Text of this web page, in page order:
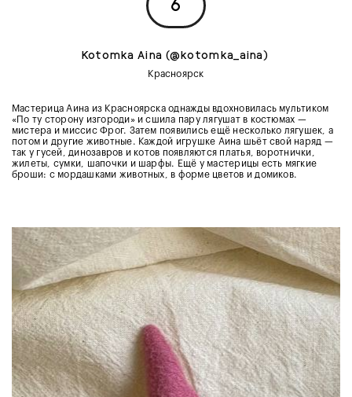
6
Kotomka Aina (@kotomka_aina)
Красноярск
Мастерица Аина из Красноярска однажды вдохновилась мультиком
«По ту сторону изгороди» и сшила пару лягушат в костюмах —
мистера и миссис Фрог. Затем появились ещё несколько лягушек, а
потом и другие животные. Каждой игрушке Аина шьёт свой наряд —
так у гусей, динозавров и котов появляются платья, воротнички,
жилеты, сумки, шапочки и шарфы. Ещё у мастерицы есть мягкие
броши: с мордашками животных, в форме цветов и домиков.